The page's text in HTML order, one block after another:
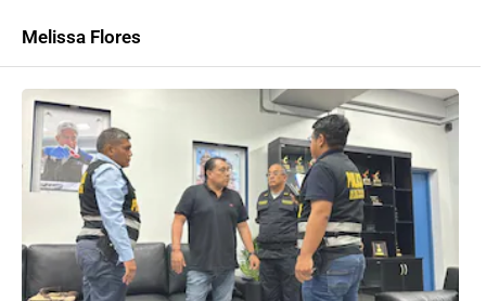
Melissa Flores